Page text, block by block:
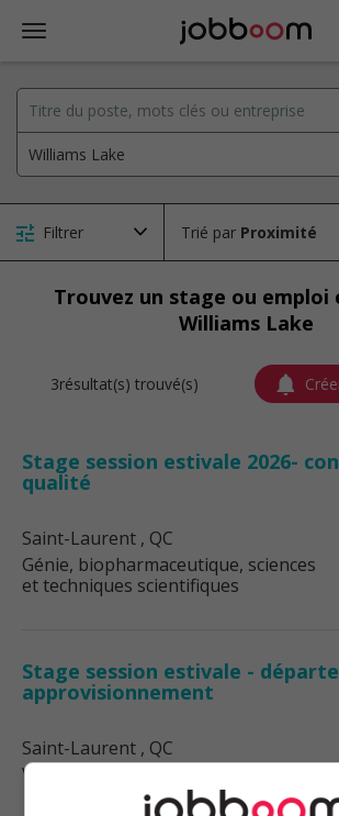
Filtrer Trié par
Trouvez un stage ou emploi
Williams Lake
3résultat(s) trouvé(s)
Stage session estivale 2026-
qualité
Saint-Laurent , QC
Génie, biopharmaceutique, sciences
et techniques scientifiques
Stage session estivale -
approvisionnement
Saint-Laurent , QC
Vente, achat et service à la clientèle